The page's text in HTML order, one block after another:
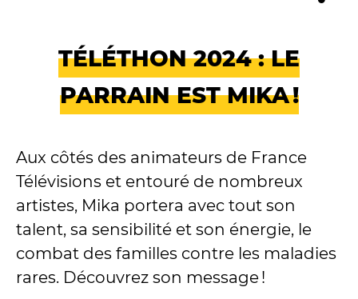
TÉLÉTHON 2024 : LE
PARRAIN EST MIKA !
Aux côtés des animateurs de France
Télévisions et entouré de nombreux
artistes, Mika portera avec tout son
talent, sa sensibilité et son énergie, le
combat des familles contre les maladies
rares. Découvrez son message !